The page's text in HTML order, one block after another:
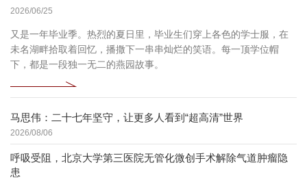
2026/06/25
又是一年毕业季。热烈的夏日里，毕业生们穿上各色的学士服，在
未名湖畔拾取着回忆，播撒下一串串灿烂的笑语。每一顶学位帽
下，都是一段独一无二的燕园故事。
马思伟：二十七年坚守，让更多人看到“超高清”世界
2026/08/06
呼吸受阻，北京大学第三医院无管化微创手术解除气道肿瘤隐
患